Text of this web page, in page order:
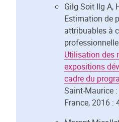
Gilg Soit Ilg A,
Estimation de
attribuables à
Utilisation des
expositions
cadre du
Saint-Maurice
France, 2016 :